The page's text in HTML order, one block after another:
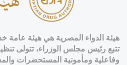
هيئة الدواء المصرية هي هيئة عامة
تتبع رئيس مجلس الوزراء، تتولى
وفاعلية ومأمونية المستحضرات